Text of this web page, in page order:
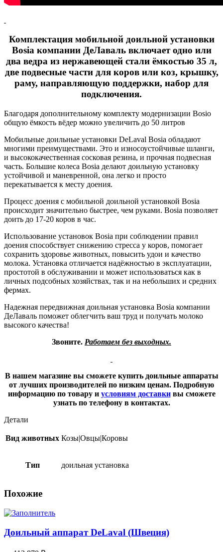
Комплектация мобильной доильной установки
Bosia компании ДеЛаваль включает одно или
два ведра из нержавеющей стали ёмкостью 35 л,
две подвесные части для коров или коз, крышку,
раму, направляющую поддержки, набор для
подключения.
Благодаря дополнительному комплекту модернизации Bosio
общую ёмкость вёдер можно увеличить до 50 литров
Мобильные доильные установки DeLaval Bosia обладают
многими преимуществами. Это и износоустойчивые шланги,
и высококачественная сосковая резина, и прочная подвесная
часть. Большие колеса Bosia делают доильную установку
устойчивой и маневренной, она легко и просто
перекатывается к месту доения.
Процесс доения с мобильной доильной установкой Bosia
происходит значительно быстрее, чем руками. Bosia позволяет
доить до 17-20 коров в час.
Использование установок Bosia при соблюдении правил
доения способствует снижению стресса у коров, помогает
сохранить здоровье животных, повысить удои и качество
молока. Установка отличается надёжностью в эксплуатации,
простотой в обслуживании и может использоваться как в
личных подсобных хозяйствах, так и на небольших и средних
фермах.
Надежная передвижная доильная установка Bosia компании
ДеЛаваль поможет облегчить ваш труд и получать молоко
высокого качества!
Звоните. Работаем без выходных.
В нашем магазине вы сможете купить доильные аппараты
от лучших производителей по низким ценам. Подробную
информацию по товару и условиям доставкивы сможете
узнать по телефону в контактах.
Детали
Вид животных Козы|Овцы|Коровы
Тип доильная установка
Похожие
Доильный аппарат DeLaval (Швеция)